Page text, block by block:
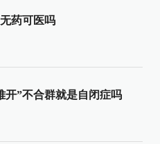
药可医吗
开”不合群就是自闭症吗